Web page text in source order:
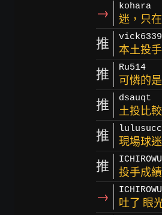
→ kohara
迷，只
推 vick6339
本土投
推 Ru514
可憐的
推 dsauqt
土投比
推 現場球
推 投手成
→ 吐了 眼